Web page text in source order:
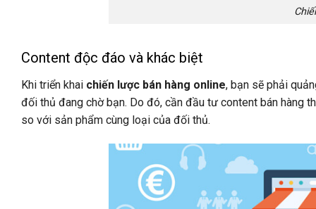
Content độc đáo và khác biệt
Khi triển khai chiến lược bán hàng online, bạn sẽ phải
đối thủ đang chờ bạn. Do đó, cần đầu tư content bán hàng
so với sản phẩm cùng loại của đối thủ.